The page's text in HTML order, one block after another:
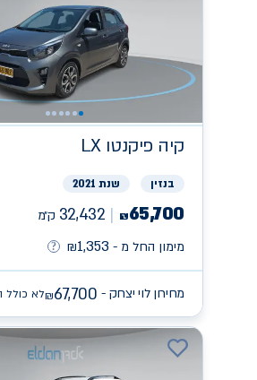
קיה פיקנטו LX
בנזין שנת 2021
₪65,700
32,432 ק״מ
מימון החל מ -
₪1,353
מחירון לוי יצחק - ₪67,700 לא כולל